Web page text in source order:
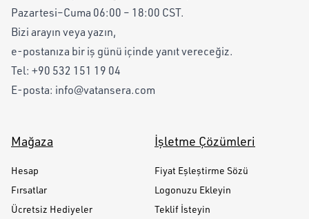
Pazartesi–Cuma 06:00 – 18:00 CST.
Bizi arayın veya yazın,
e-postanıza bir iş günü içinde yanıt vereceğiz.
Tel: +90 532 151 19 04
E-posta: info@vatansera.com
Mağaza
Hesap
Fırsatlar
Ücretsiz Hediyeler
İşletme Çözümleri
Fiyat Eşleştirme Sözü
Logonuzu Ekleyin
Teklif İsteyin